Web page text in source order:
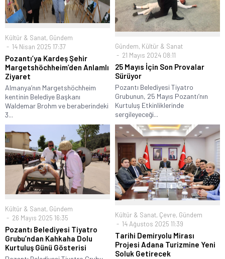
Kültür & Sanat, Gündem
14 Nisan 2025 17:37
Pozantı’ya Kardeş Şehir
Margetshöchheim’den Anlamlı
Ziyaret
Almanya’nın Margetshöchheim
kentinin Belediye Başkanı
Waldemar Brohm ve beraberindeki
3...
Gündem, Kültür & Sanat
21 Mayıs 2024 08:11
25 Mayıs İçin Son Provalar
Sürüyor
Pozantı Belediyesi Tiyatro
Grubunun, 25 Mayıs Pozantı’nın
Kurtuluş Etkinliklerinde
sergileyeceği...
Kültür & Sanat, Gündem
26 Mayıs 2025 16:35
Pozantı Belediyesi Tiyatro
Grubu’ndan Kahkaha Dolu
Kurtuluş Günü Gösterisi
Kültür & Sanat, Çevre, Gündem
14 Ağustos 2025 11:39
Tarihi Demiryolu Mirası
Projesi Adana Turizmine Yeni
Soluk Getirecek